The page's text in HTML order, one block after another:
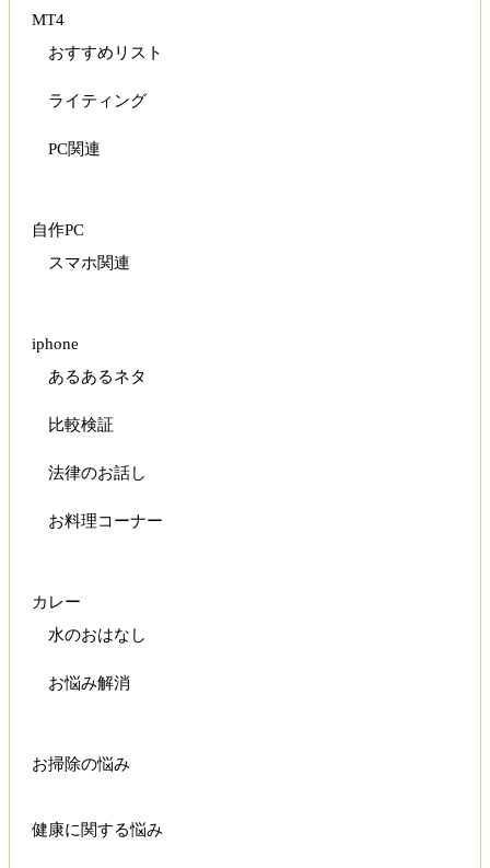
MT4
おすすめリスト
ライティング
PC関連
自作PC
スマホ関連
iphone
あるあるネタ
比較検証
法律のお話し
お料理コーナー
カレー
水のおはなし
お悩み解消
お掃除の悩み
健康に関する悩み